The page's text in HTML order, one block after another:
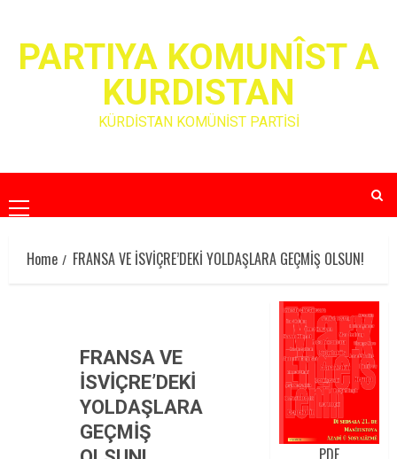
contentPARTIYA KOMUNÎST A
KURDISTAN
KÜRDİSTAN KOMÜNİST PARTİSİ
Primary
Menu
Home
FRANSA VE İSVİÇRE’DEKİ YOLDAŞLARA GEÇMİŞ OLSUN!
FRANSA VE
İSVİÇRE’DEKİ
YOLDAŞLARA
GEÇMİŞ
PDF